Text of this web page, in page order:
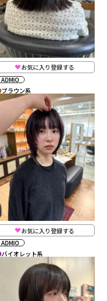
お気に入り登録する
ADMIO
ブラウン系
お気に入り登録する
ADMIO
バイオレット系